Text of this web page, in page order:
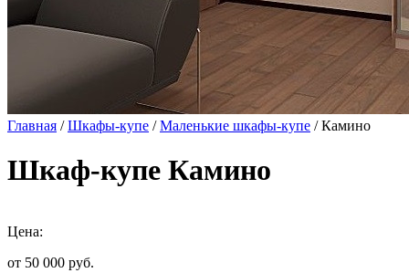
Главная /Шкафы-купе /Маленькие шкафы-купе / Камино
Шкаф-купе Камино
Цена:
от 50 000 руб.